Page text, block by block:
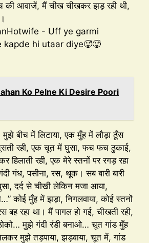
आवाजें, मैं चीख चीखकर झड़ रही थी,
Ko Pelne Ki Desire Poori
बीच में लिटाया, एक मुँह में लौड़ा ठूँस
रही, एक चूत में घुसा, फच फच ठुकाई,
हिलाती रही, एक मेरे स्तनों पर रगड़ रहा
गंध, पसीना, रस, थूक। सब बारी बारी
दर्द से चीखी लेकिन मजा आया,
कोई मुँह में झड़ा, निगलवाया, कोई स्तनों
बह रहा था। मैं पागल हो गई, चीखती रही,
मुझे गंदी रंडी बनाओ… चूत गांड मुँह
मुझे तड़पाया, झड़वाया, चूत में, गांड